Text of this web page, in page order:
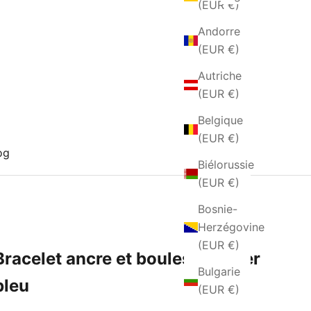
(EUR €)
Andorre
(EUR €)
Autriche
(EUR €)
Belgique
(EUR €)
Biélorussie
(EUR €)
Bosnie-
Herzégovine
(EUR €)
Bulgarie
(EUR €)
ancre et boules en acier